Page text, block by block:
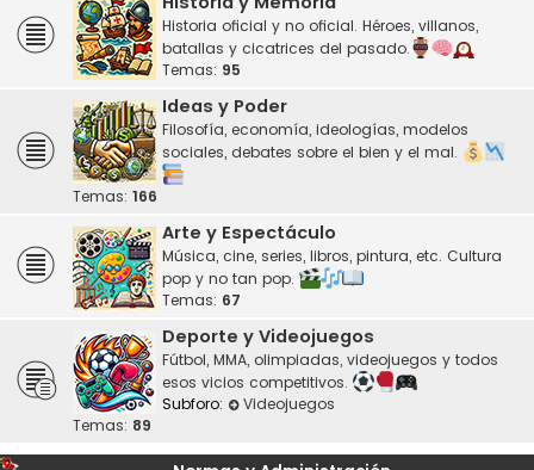
Historia oficial y no oficial. Héroes, villanos,
batallas y cicatrices del pasado.
Temas: 95
Ideas y Poder
Filosofía, economía, ideologías, modelos
sociales, debates sobre el bien y el mal.
Temas: 166
Arte y Espectáculo
Música, cine, series, libros, pintura, etc. Cultura
pop y no tan pop.
Temas: 67
Deporte y Videojuegos
Fútbol, MMA, olimpiadas, videojuegos y todos
esos vicios competitivos.
Subforo:
Videojuegos
Temas: 89